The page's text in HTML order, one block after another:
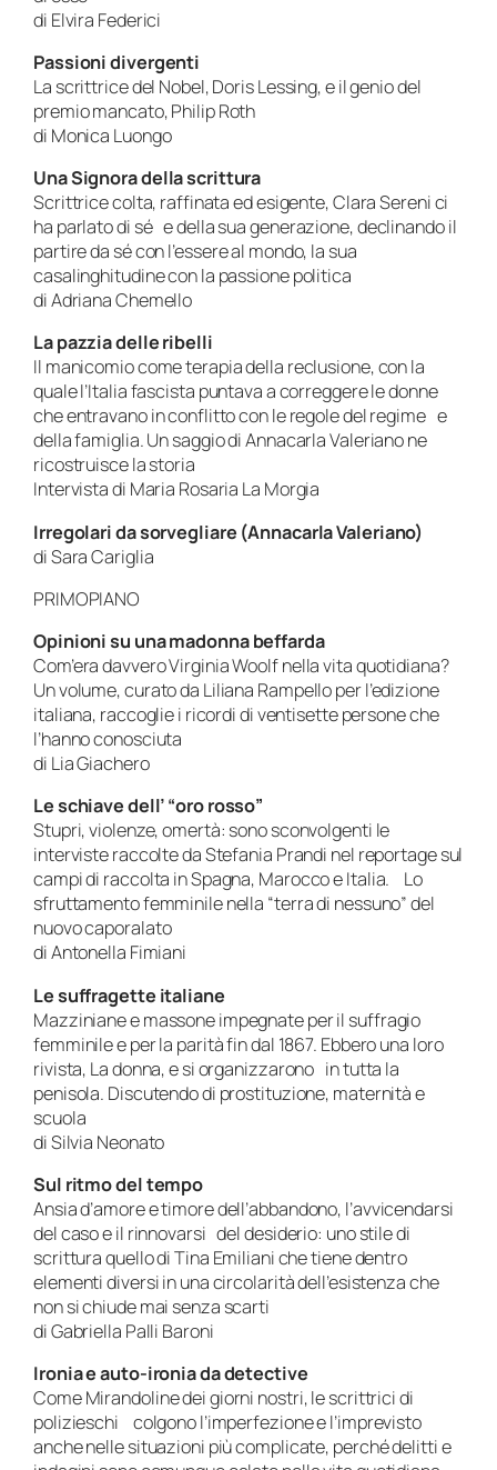
di Elvira Federici
Passioni divergenti
La scrittrice del Nobel, Doris Lessing, e il genio del
premio mancato, Philip Roth
di Monica Luongo
Una Signora della scrittura
Scrittrice colta, raffinata ed esigente, Clara Sereni ci
ha parlato di sé e della sua generazione, declinando il
partire da sé con l’essere al mondo, la sua
casalinghitudine con la passione politica
di Adriana Chemello
La pazzia delle ribelli
Il manicomio come terapia della reclusione, con la
quale l’Italia fascista puntava a correggere le donne
che entravano in conflitto con le regole del regime e
della famiglia. Un saggio di Annacarla Valeriano ne
ricostruisce la storia
Intervista di Maria Rosaria La Morgia
Irregolari da sorvegliare (Annacarla Valeriano)
di Sara Cariglia
PRIMOPIANO
Opinioni su una madonna beffarda
Com’era davvero Virginia Woolf nella vita quotidiana?
Un volume, curato da Liliana Rampello per l’edizione
italiana, raccoglie i ricordi di ventisette persone che
l’hanno conosciuta
di Lia Giachero
Le schiave dell’ “oro rosso”
Stupri, violenze, omertà: sono sconvolgenti le
interviste raccolte da Stefania Prandi nel reportage sul
campi di raccolta in Spagna, Marocco e Italia. Lo
sfruttamento femminile nella “terra di nessuno” del
nuovo caporalato
di Antonella Fimiani
Le suffragette italiane
Mazziniane e massone impegnate per il suffragio
femminile e per la parità fin dal 1867. Ebbero una loro
rivista, La donna, e si organizzarono in tutta la
penisola. Discutendo di prostituzione, maternità e
scuola
di Silvia Neonato
Sul ritmo del tempo
Ansia d’amore e timore dell’abbandono, l’avvicendarsi
del caso e il rinnovarsi del desiderio: uno stile di
scrittura quello di Tina Emiliani che tiene dentro
elementi diversi in una circolarità dell’esistenza che
non si chiude mai senza scarti
di Gabriella Palli Baroni
Ironia e auto-ironia da detective
Come Mirandoline dei giorni nostri, le scrittrici di
polizieschi colgono l’imperfezione e l’imprevisto
anche nelle situazioni più complicate, perché delitti e